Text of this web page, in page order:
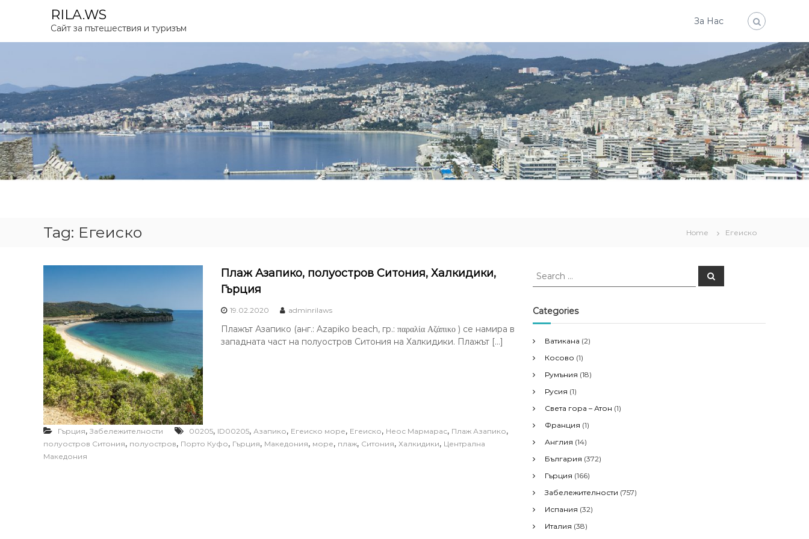
p
c
o
n
t
e
n
t
RILA.WS
Сайт за пътешествия и туризъм
За Нас
Tag: Егеиско Home Егеиско
Плаж Азапико, полуостров Ситония, Халкидики,
Гърция
19.02.2020 adminrilaws
Плажът Азапико (анг.: Azapiko beach, гр.: παραλία Αζάπικο ) се намира в
западната част на полуостров Ситония на Халкидики. Плажът […]
Гърция, Забележителности 00205, ID00205, Азапико, Егеиско море, Егеиско, Неос Мармарас, Плаж Азапико,
полуостров Ситония, полуостров, Порто Куфо, Гърция, Македония, море, плаж, Ситония, Халкидики, Централна
Македония
S
r
c
f
o
r
S
e
Categories
Ватикана (2)
Косово (1)
Румъния (18)
Русия (1)
Света гора – Атон (1)
Франция (1)
Англия (14)
България (372)
Гърция (166)
Забележителности (757)
Испания (32)
Италия (38)